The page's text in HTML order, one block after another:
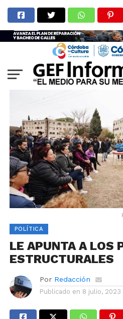
POLÍTICA
LE APUNTA A LOS
ESTRUCTURALES
Por Redacción
Publicado en 8 julio, 2023